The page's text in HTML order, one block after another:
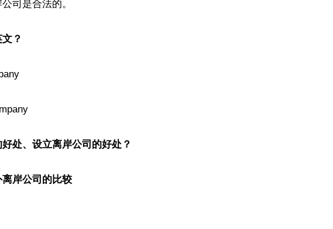
司是合法的。
？
处、设立离岸公司的好处？
岸公司的比较